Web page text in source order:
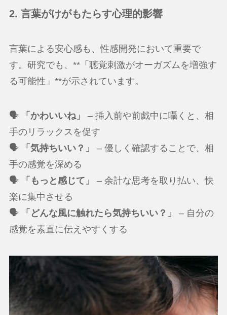
2. 言葉がけがもたらす心理的影響
言葉による安心感も、性感開発において重要で
す。研究でも、**「聴覚刺激がオーガズムを増強す
る可能性」**が示されています。
🗣 「かわいいね」
– 挿入前や前戯中に囁くと、相
手のリラックスを促す
🗣
「気持ちいい？」
– 優しく確認することで、相
手の感覚を深める
🗣
「もっと感じて」
– 余計な思考を取り払い、快
楽に集中させる
🗣
「どんな風に触れたら気持ちいい？」
– 自分の
感覚を素直に伝えやすくする